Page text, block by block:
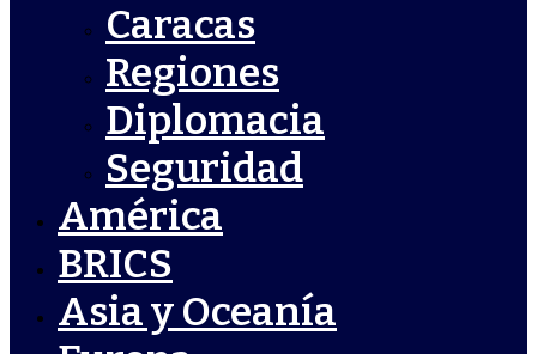
Caracas
Regiones
Diplomacia
Seguridad
América
BRICS
Asia y Oceanía